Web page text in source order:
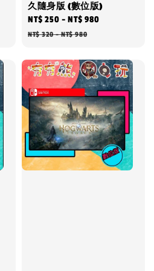
久隨身版 (數位版)
Sale
price
NT$ 250 -NT$ 980
NT$ 320-NT$ 980